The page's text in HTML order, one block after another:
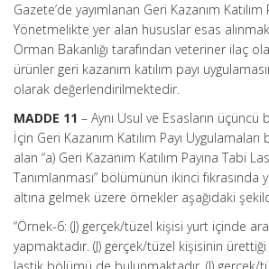
Gazete’de yayımlanan Geri Kazanım Katılım
Yönetmelikte yer alan hususlar esas
Orman Bakanlığı tarafından veteriner ilaç
ürünler geri kazanım katılım payı
olarak değerlendirilmektedir.
MADDE 11 – Aynı Usul ve Esasların
İçin Geri Kazanım Katılım Payı Uygulamaları
alan “a) Geri Kazanım Katılım Payına Tabi
Tanımlanması” bölümünün ikinci fıkrasında
altına gelmek üzere örnekler aşağıdaki
“Örnek-6: (J) gerçek/tüzel kişisi yurt içinde
yapmaktadır. (J) gerçek/tüzel kişisinin